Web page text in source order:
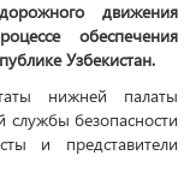
движения
обеспечения
Узбекистан.
нижней палаты
службы безопасности
и представители